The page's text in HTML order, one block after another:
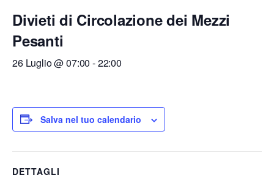
Divieti di Circolazione dei Mezzi
Pesanti
26 Luglio @ 07:00 -22:00
Salva nel tuo calendario
DETTAGLI